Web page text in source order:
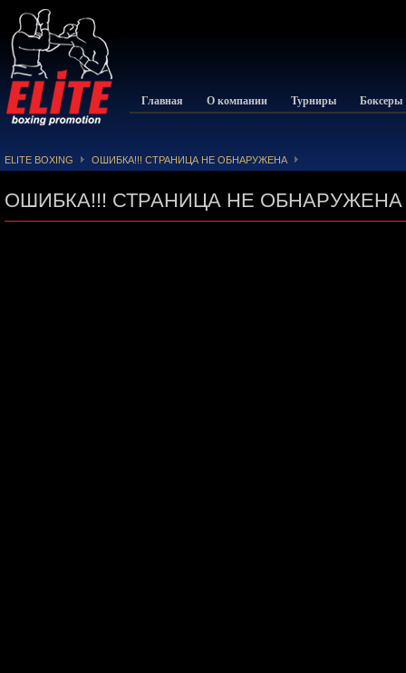
Главная О компании Турниры Боксеры
ELITE BOXING ОШИБКА!!! СТРАНИЦА НЕ ОБНАРУЖЕНА
ОШИБКА!!! СТРАНИЦА НЕ ОБНАРУЖЕНА